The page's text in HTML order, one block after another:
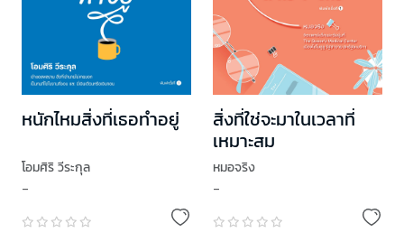
หนักไหมสิ่งที่เธอทำอยู่
โอมศิริ วีระกุล
-
สิ่งที่ใช่จะมาในเวลาที่
เหมาะสม
หมอจริง
-